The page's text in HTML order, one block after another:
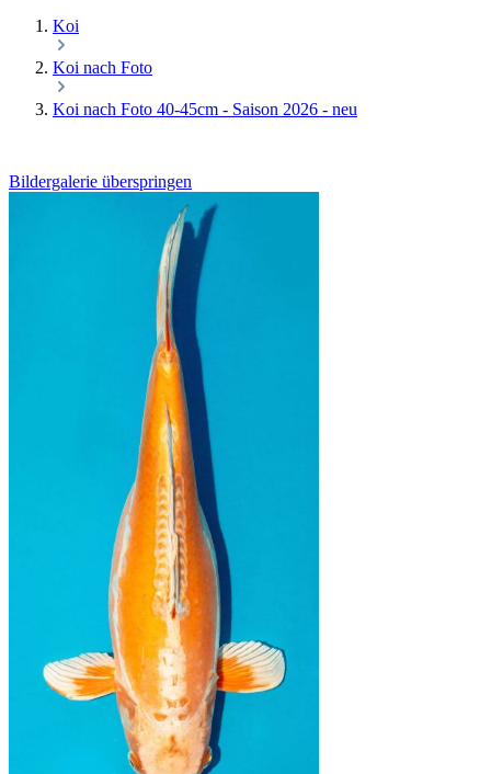
Koi
Koi nach Foto
Koi nach Foto 40-45cm - Saison 2026 - neu
Bildergalerie überspringen